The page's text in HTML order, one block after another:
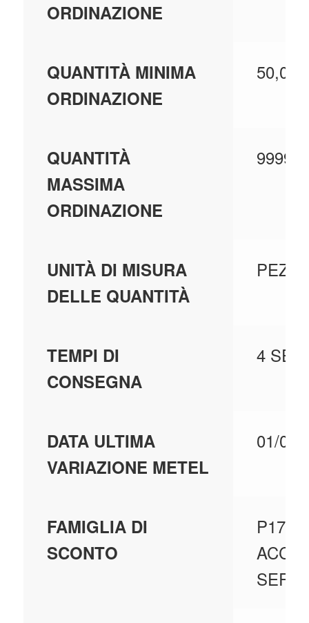
ORDINAZIONE
QUANTITÀ MINIMA
ORDINAZIONE
50,000
QUANTITÀ
MASSIMA
ORDINAZIONE
UNITÀ DI MISURA
DELLE QUANTITÀ
PEZZI
TEMPI DI
CONSEGNA
4 SET
DATA ULTIMA
VARIAZIONE METEL
01/02/
FAMIGLIA DI
SCONTO
P171 -